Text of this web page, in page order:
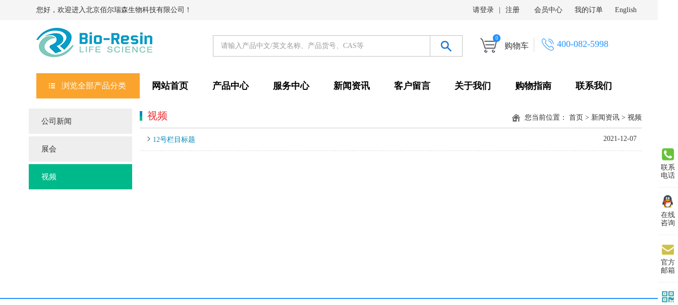
您好，欢迎进入北京佰尔瑞森生物科技有限公司！ 请登录 注册 会员中心 我的订单 English
0
购物车 400-082-5998
浏览全部产品分类 网站首页 产品中心 服务中心 新闻资讯 客户留言 关于我们 购物指南 联系我们
公司新闻
展会
视频
视频 您当前位置： 首页 > 新闻资讯 > 视频
12号栏目标题 2021-12-07
联系
电话
在线
咨询
官方
邮箱